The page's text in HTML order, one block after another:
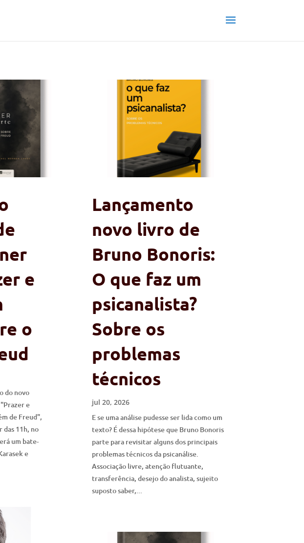
e
o
do novo
e
de Freud",
11h, no
um bate-
e
Lançamento
novo livro de
Bruno Bonoris:
O que faz um
psicanalista?
Sobre os
problemas
técnicos
jul 20, 2026
E se uma análise pudesse ser lida como um
texto? É dessa hipótese que Bruno Bonoris
parte para revisitar alguns dos principais
problemas técnicos da psicanálise.
Associação livre, atenção flutuante,
transferência, desejo do analista, sujeito
suposto saber,...